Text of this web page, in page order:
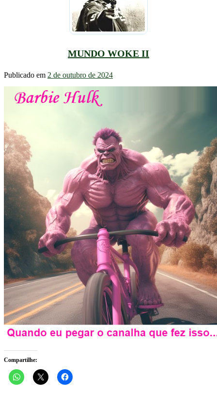
MUNDO WOKE II
Publicado em 2 de outubro de 2024
Compartilhe: